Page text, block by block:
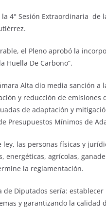
4° Sesión Extraordinaria
el Pleno aprobó la
Huella De Carbono”.
Alta dio media sanción
y reducción de
de adaptación y
Presupuestos Mínimos de
las personas físicas y
energéticas, agrícolas,
la reglamentación.
de Diputados sería:
y garantizando la